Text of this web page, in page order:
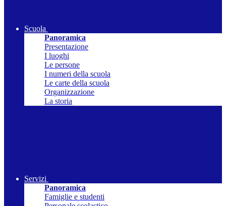
Scuola
Panoramica
Presentazione
I luoghi
Le persone
I numeri della scuola
Le carte della scuola
Organizzazione
La storia
Servizi
Panoramica
Famiglie e studenti